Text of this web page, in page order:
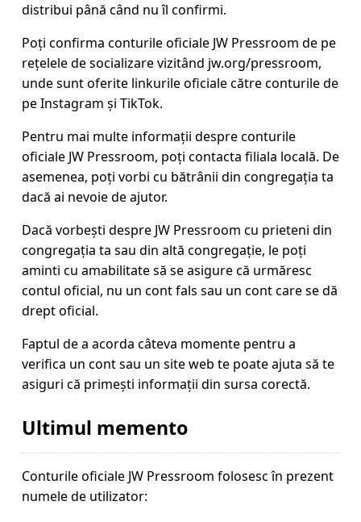
distribui până când nu îl confirmi.
Poți confirma conturile oficiale JW Pressroom de pe
rețelele de socializare vizitând jw.org/pressroom,
unde sunt oferite linkurile oficiale către conturile de
pe Instagram și TikTok.
Pentru mai multe informații despre conturile
oficiale JW Pressroom, poți contacta filiala locală. De
asemenea, poți vorbi cu bătrânii din congregația ta
dacă ai nevoie de ajutor.
Dacă vorbești despre JW Pressroom cu prieteni din
congregația ta sau din altă congregație, le poți
aminti cu amabilitate să se asigure că urmăresc
contul oficial, nu un cont fals sau un cont care se dă
drept oficial.
Faptul de a acorda câteva momente pentru a
verifica un cont sau un site web te poate ajuta să te
asiguri că primești informații din sursa corectă.
Ultimul memento
Conturile oficiale JW Pressroom folosesc în prezent
numele de utilizator: